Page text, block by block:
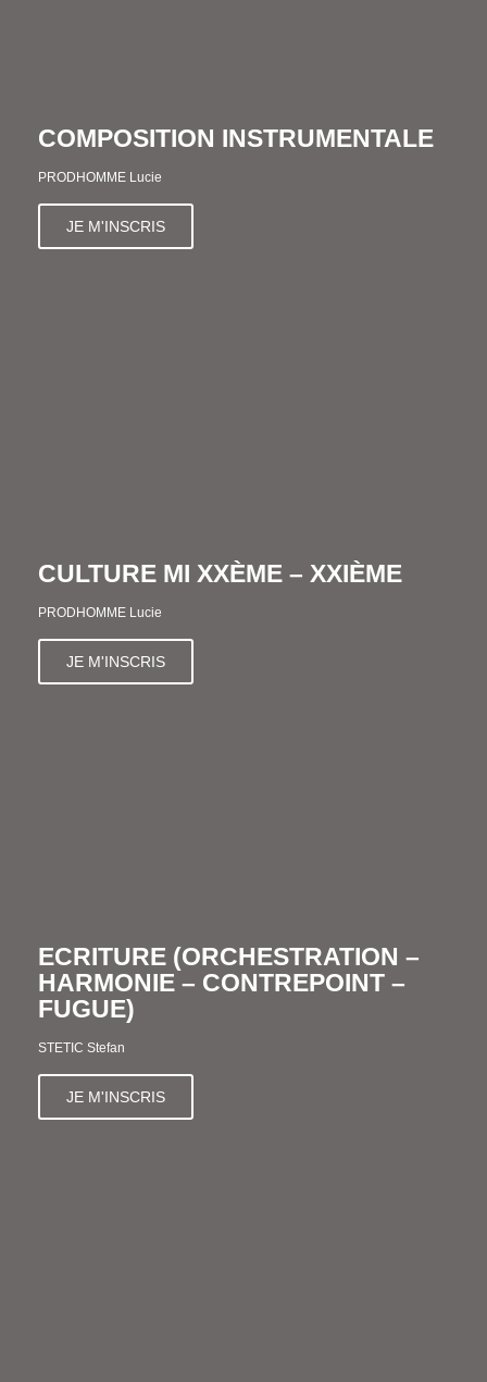
COMPOSITION INSTRUMENTALE
PRODHOMME Lucie
JE M'INSCRIS
CULTURE MI XXÈME – XXIÈME
PRODHOMME Lucie
JE M'INSCRIS
ECRITURE (ORCHESTRATION –
HARMONIE – CONTREPOINT –
FUGUE)
STETIC Stefan
JE M'INSCRIS